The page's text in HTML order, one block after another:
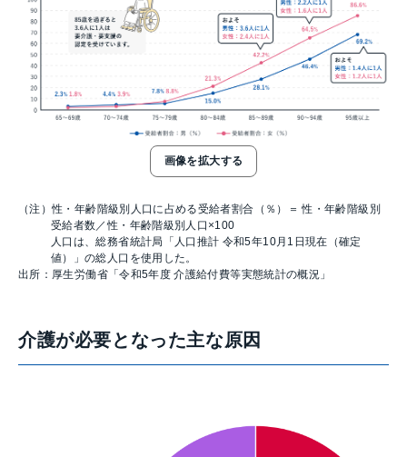
画像を拡大する
（注）性・年齢階級別人口に占める受給者割合（％）＝ 性・年齢階級別
受給者数／性・年齢階級別人口×100
人口は、総務省統計局「人口推計 令和5年10月1日現在（確定
値）」の総人口を使用した。
出所：厚生労働省「令和5年度 介護給付費等実態統計の概況」
介護が必要となった主な原因